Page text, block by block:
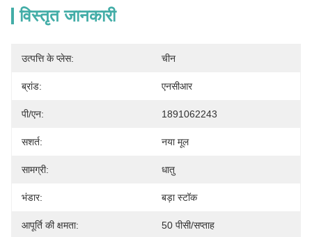
विस्तृत जानकारी
उत्पत्ति के प्लेस: चीन
ब्रांड: एनसीआर
पी/एन: 1891062243
सशर्त: नया मूल
सामग्री: धातु
भंडार: बड़ा स्टॉक
आपूर्ति की क्षमता: 50 पीसी/सप्ताह